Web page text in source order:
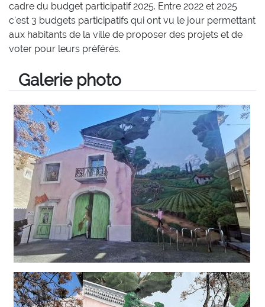
cadre du budget participatif 2025. Entre 2022 et 2025
c'est 3 budgets participatifs qui ont vu le jour permettant
aux habitants de la ville de proposer des projets et de
voter pour leurs préférés.
Galerie photo